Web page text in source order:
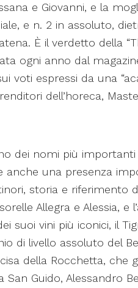
e Giovanni, e la
e n. 2 in assoluto,
È il verdetto della
ogni anno dal
voti espressi da una
dell’horeca,
dei nomi più importanti
anche una presenza
storia e riferimento
Allegra e Alessia, e
suoi vini più iconici, il
di livello assoluto del
della Rocchetta, che
Guido, Alessandro